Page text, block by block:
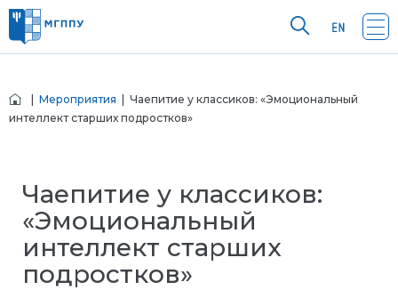
Мероприятия | Чаепитие у классиков: «Эмоциональный
интеллект старших подростков»
Чаепитие у классиков:
«Эмоциональный
интеллект старших
подростков»